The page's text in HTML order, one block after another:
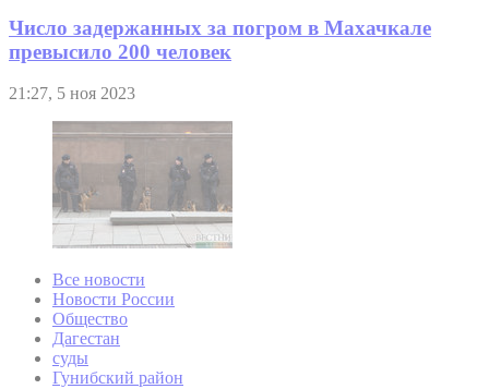
Число задержанных за погром в Махачкале
превысило 200 человек
21:27, 5 ноя 2023
Все новости
Новости России
Общество
Дагестан
суды
Гунибский район